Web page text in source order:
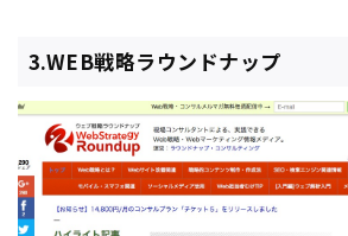
3.WEB戦略ラウンドナップ